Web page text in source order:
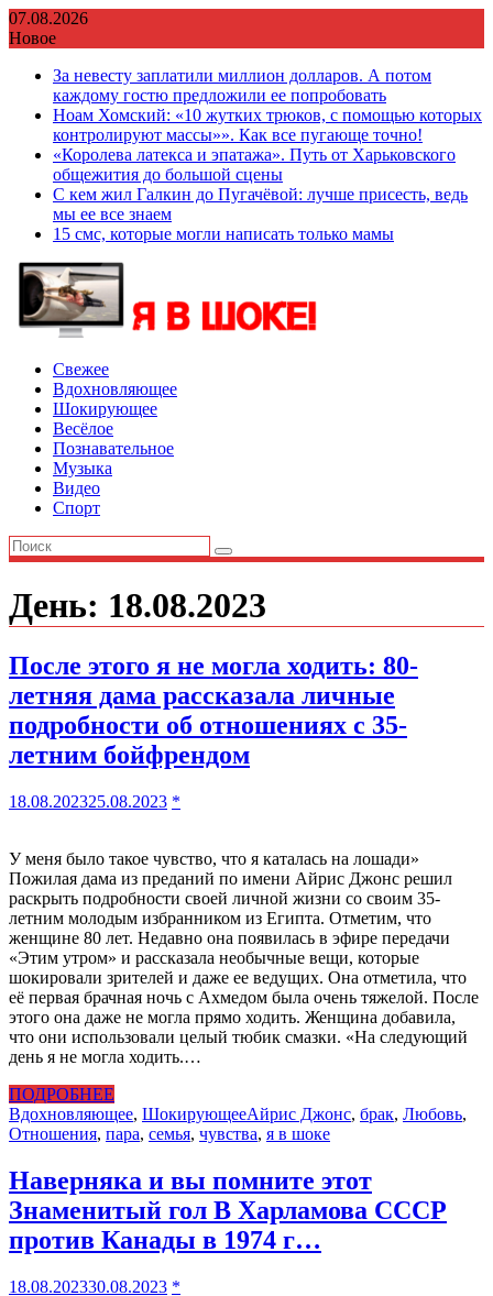
Перейти
к
07.08.2026
Новое
За невесту заплатили миллион долларов. А потом
каждому гостю предложили ее попробовать
Ноам Хомский: «10 жутких трюков, с помощью которых
контролируют массы»». Как все пугающе точно!
«Королева латекса и эпатажа». Путь от Харьковского
общежития до большой сцены
С кем жил Галкин до Пугачёвой: лучше присесть, ведь
мы ее все знаем
15 смс, которые могли написать только мамы
Свежее
Вдохновляющее
Шокирующее
Весёлое
Познавательное
Музыка
Видео
Спорт
День: 18.08.2023
После этого я не могла ходить: 80-
летняя дама рассказала личные
подробности об отношениях с 35-
летним бойфрендом
18.08.202325.08.2023 *
У меня было такое чувство, что я каталась на лошади»
Пожилая дама из преданий по имени Айрис Джонс решил
раскрыть подробности своей личной жизни со своим 35-
летним молодым избранником из Египта. Отметим, что
женщине 80 лет. Недавно она появилась в эфире передачи
«Этим утром» и рассказала необычные вещи, которые
шокировали зрителей и даже ее ведущих. Она отметила, что
её первая брачная ночь с Ахмедом была очень тяжелой. После
этого она даже не могла прямо ходить. Женщина добавила,
что они использовали целый тюбик смазки. «На следующий
день я не могла ходить.…
ПОДРОБНЕЕ
Вдохновляющее, ШокирующееАйрис Джонс, брак, Любовь,
Отношения, пара, семья, чувства, я в шоке
Наверняка и вы помните этот
Знаменитый гол В Харламова СССР
против Канады в 1974 г…
18.08.202330.08.2023 *